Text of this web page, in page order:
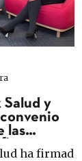
Salud y
las
ha firmado